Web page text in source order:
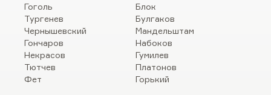
Гоголь
Тургенев
Чернышевский
Гончаров
Некрасов
Тютчев
Фет
Блок
Булгаков
Мандельштам
Набоков
Гумилев
Платонов
Горький